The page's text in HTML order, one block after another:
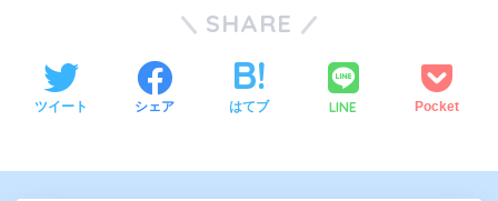
SHARE
ツイート シェア はてブ LINE Pocket